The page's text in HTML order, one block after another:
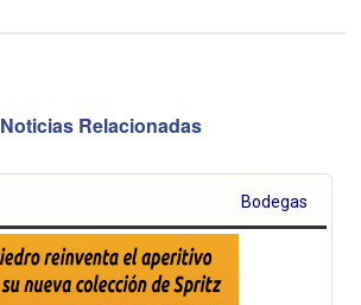
Noticias Relacionadas
Bodegas